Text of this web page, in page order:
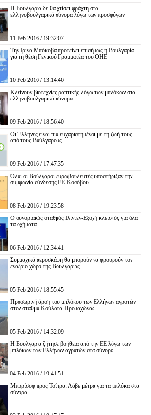
Η Βουλγαρία δε θα χτίσει φράχτη στα
ελληνοβουλγαρικά σύνορα λόγω των προσφύγων
11 Feb 2016 / 19:32:07
Την Ιρίνα Μπόκοβα προτείνει επισήμως η Βουλγαρία
για τη θέση Γενικού Γραμματέα του ΟΗΕ
10 Feb 2016 / 13:14:46
Κλείνουν βιοτεχνίες ραπτικής λόγω των μπλόκων στα
ελληνοβουλγαρικά σύνορα
09 Feb 2016 / 18:56:40
Οι Έλληνες είναι πιο ευχαριστημένοι με τη ζωή τους
από τους Βούλγαρους
09 Feb 2016 / 17:47:35
Όλοι οι Βούλγαροι ευρωβουλευτές υποστήριξαν την
συμφωνία σύνδεσης ΕΕ-Κοσόβου
08 Feb 2016 / 19:23:58
Ο συνοριακός σταθμός Ιλίντεν-Εξοχή κλειστός για όλα
τα οχήματα
06 Feb 2016 / 12:34:41
Συμμαχικά αεροσκάφη θα μπορούν να φρουρούν τον
εναέριο χώρο της Βουλγαρίας
05 Feb 2016 / 18:55:45
Προσωρινή άρση του μπλόκου των Ελλήνων αγροτών
στον σταθμό Κούλατα-Προμαχώνας
05 Feb 2016 / 14:32:09
Η Βουλγαρία ζήτησε βοήθεια από την ΕΕ λόγω των
μπλόκων των Ελλήνων αγροτών στα σύνορα
04 Feb 2016 / 19:41:51
Μπορίσοφ προς Τσίπρα: Λάβε μέτρα για τα μπλόκα στα
σύνορα